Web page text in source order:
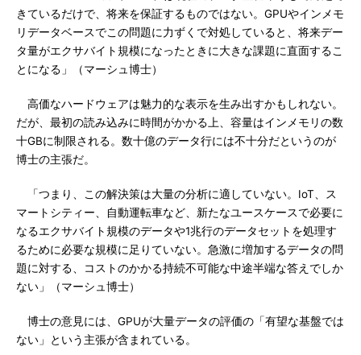
きているだけで、将来を保証するものではない。GPUやインメモ
リデータベースでこの問題に力ずくで対処していると、将来デー
タ量がエクサバイト規模になったときに大きな課題に直面するこ
とになる」（マーシュ博士）
高価なハードウェアは魅力的な表示を生み出すかもしれない。
だが、最初の読み込みに時間がかかる上、容量はインメモリの数
十GBに制限される。数十億のデータ行には不十分だというのが
博士の主張だ。
「つまり、この解決策は大量の分析に適していない。IoT、ス
マートシティー、自動運転車など、新たなユースケースで必要に
なるエクサバイト規模のデータや1兆行のデータセットを処理す
るために必要な規模に足りていない。急激に増加するデータの問
題に対する、コストのかかる持続不可能な中途半端な答えでしか
ない」（マーシュ博士）
博士の意見には、GPUが大量データの評価の「有望な基盤では
ない」という主張が含まれている。